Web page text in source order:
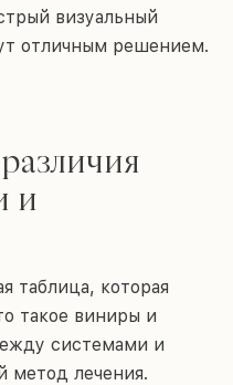
визуальный
отличным решением.
и
таблица, которая
такое виниры и
системами и
метод лечения.